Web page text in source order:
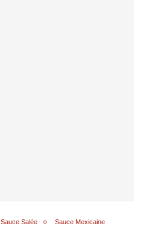
Sauce Salée Sauce Mexicaine